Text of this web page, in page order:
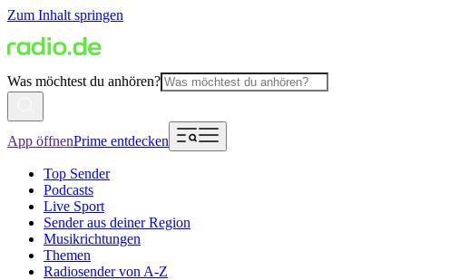
Zum Inhalt springen
Was möchtest du anhören?
App öffnenPrime entdecken
Top Sender
Podcasts
Live Sport
Sender aus deiner Region
Musikrichtungen
Themen
Radiosender von A-Z